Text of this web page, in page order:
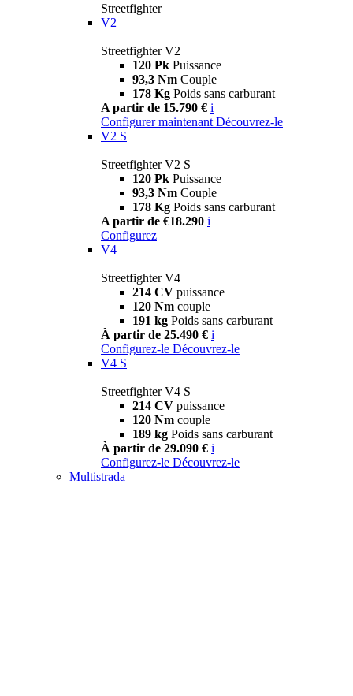
Streetfighter
V2
Streetfighter V2
120 Pk Puissance
93,3 Nm Couple
178 Kg Poids sans carburant
A partir de 15.790 € i
Configurer maintenant Découvrez-le
V2 S
Streetfighter V2 S
120 Pk Puissance
93,3 Nm Couple
178 Kg Poids sans carburant
A partir de €18.290 i
Configurez
V4
Streetfighter V4
214 CV puissance
120 Nm couple
191 kg Poids sans carburant
À partir de 25.490 € i
Configurez-le Découvrez-le
V4 S
Streetfighter V4 S
214 CV puissance
120 Nm couple
189 kg Poids sans carburant
À partir de 29.090 € i
Configurez-le Découvrez-le
Multistrada